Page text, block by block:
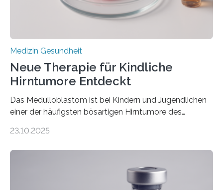
stark kontrahiert…
Medizin Gesundheit
Neue Therapie für Kindliche
Hirntumore Entdeckt
Das Medulloblastom ist bei Kindern und Jugendlichen
einer der häufigsten bösartigen Hirntumore des
Betroffenen können mit heutigen Methoden geheilt
Dringend benötigt werden zielgerichtete Therapien, die
nur Tumorschwachstellen angreifen und normales
23.10.2025